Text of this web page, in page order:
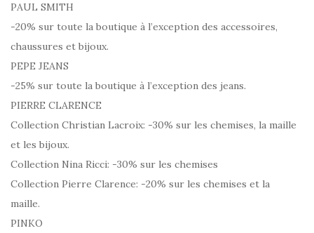
PAUL SMITH
-20% sur toute la boutique à l’exception des accessoires,
chaussures et bijoux.
PEPE JEANS
-25% sur toute la boutique à l’exception des jeans.
PIERRE CLARENCE
Collection Christian Lacroix: -30% sur les chemises, la maille
et les bijoux.
Collection Nina Ricci: -30% sur les chemises
Collection Pierre Clarence: -20% sur les chemises et la
maille.
PINKO